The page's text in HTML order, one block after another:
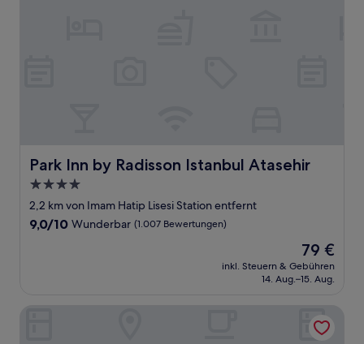
Park Inn by Radisson Istanbul Atasehir
Park Inn by Radisson Istanbul Atasehir
4.0-
Sterne-
Unterkunft
2,2 km von Imam Hatip Lisesi Station entfernt
9.0
9,0/10 Wunderbar (1.007 Bewertungen)
Der
Preis
beträgt
79 €
inkl. Steuern & Gebühren
14. Aug.–15. Aug.